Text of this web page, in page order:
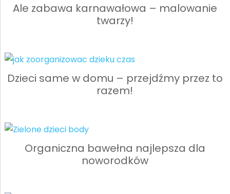
Ale zabawa karnawałowa – malowanie
twarzy!
Dzieci same w domu – przejdźmy przez to
razem!
Organiczna bawełna najlepsza dla
noworodków